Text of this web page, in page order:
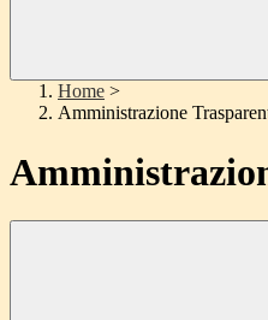
Home >
Amministrazione